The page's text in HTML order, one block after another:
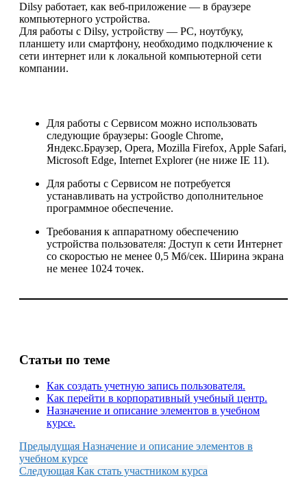
Dilsy работает, как веб-приложение — в браузере
компьютерного устройства.
Для работы с Dilsy, устройству — PC, ноутбуку,
планшету или смартфону, необходимо подключение к
сети интернет или к локальной компьютерной сети
компании.
Для работы с Сервисом можно использовать
следующие браузеры: Google Chrome,
Яндекс.Браузер, Opera, Mozilla Firefox, Apple Safari,
Microsoft Edge, Internet Explorer (не ниже IE 11).
Для работы с Сервисом не потребуется
устанавливать на устройство дополнительное
программное обеспечение.
Требования к аппаратному обеспечению
устройства пользователя: Доступ к сети Интернет
со скоростью не менее 0,5 Мб/сек. Ширина экрана
не менее 1024 точек.
Статьи по теме
Как создать учетную запись пользователя.
Как перейти в корпоративный учебный центр.
Назначение и описание элементов в учебном
курсе.
Предыдущая Назначение и описание элементов в
учебном курсе
Следующая Как стать участником курса